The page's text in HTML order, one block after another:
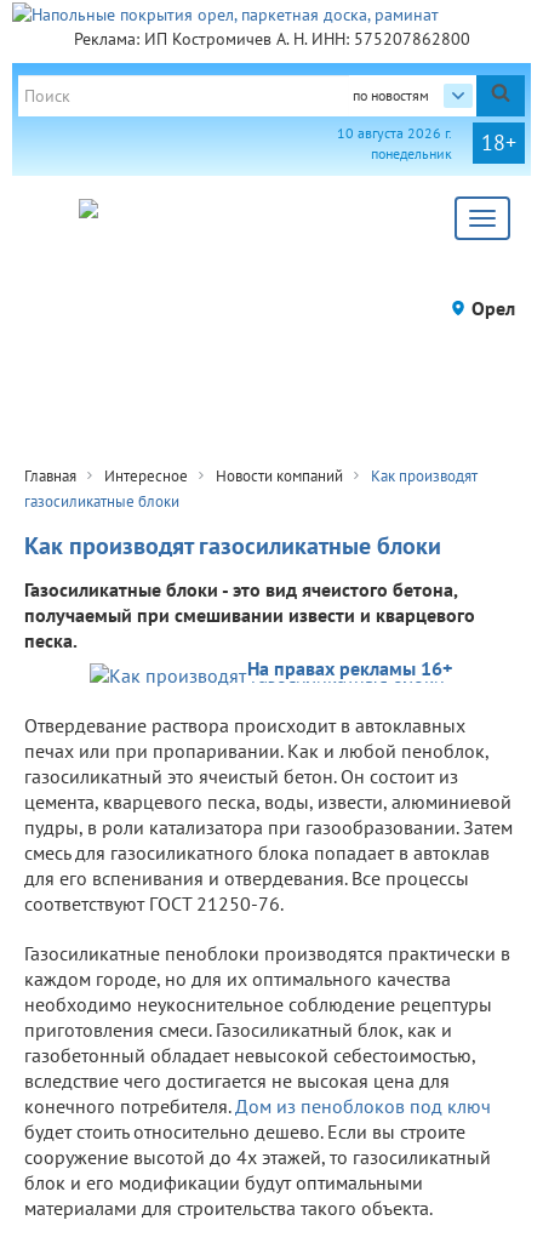
Реклама: ИП Костромичев А. Н. ИНН: 575207862800
по новостям
18+
10 августа 2026 г.
понедельник
Toggle
Орел
Главная Интересное Новости компаний
Как производят
газосиликатные блоки
Как производят газосиликатные блоки
Газосиликатные блоки - это вид ячеистого бетона,
получаемый при смешивании извести и кварцевого
песка.
На правах рекламы 16+
Отвердевание раствора происходит в автоклавных
печах или при пропаривании. Как и любой пеноблок,
газосиликатный это ячеистый бетон. Он состоит из
цемента, кварцевого песка, воды, извести, алюминиевой
пудры, в роли катализатора при газообразовании. Затем
смесь для газосиликатного блока попадает в автоклав
для его вспенивания и отвердевания. Все процессы
соответствуют ГОСТ 21250-76.
Газосиликатные пеноблоки производятся практически в
каждом городе, но для их оптимального качества
необходимо неукоснительное соблюдение рецептуры
приготовления смеси. Газосиликатный блок, как и
газобетонный обладает невысокой себестоимостью,
вследствие чего достигается не высокая цена для
конечного потребителя. Дом из пеноблоков под ключ
будет стоить относительно дешево. Если вы строите
сооружение высотой до 4х этажей, то газосиликатный
блок и его модификации будут оптимальными
материалами для строительства такого объекта.